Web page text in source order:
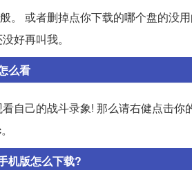
。 或者删掉点你下载的哪个盘的没
好再叫我。
么看
自己的战斗录象! 那么请右健点击
机版怎么下载?